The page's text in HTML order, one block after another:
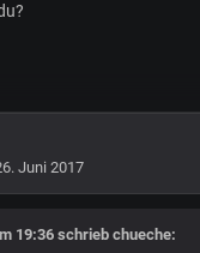
Juni 2017
19:36 schrieb chueche: